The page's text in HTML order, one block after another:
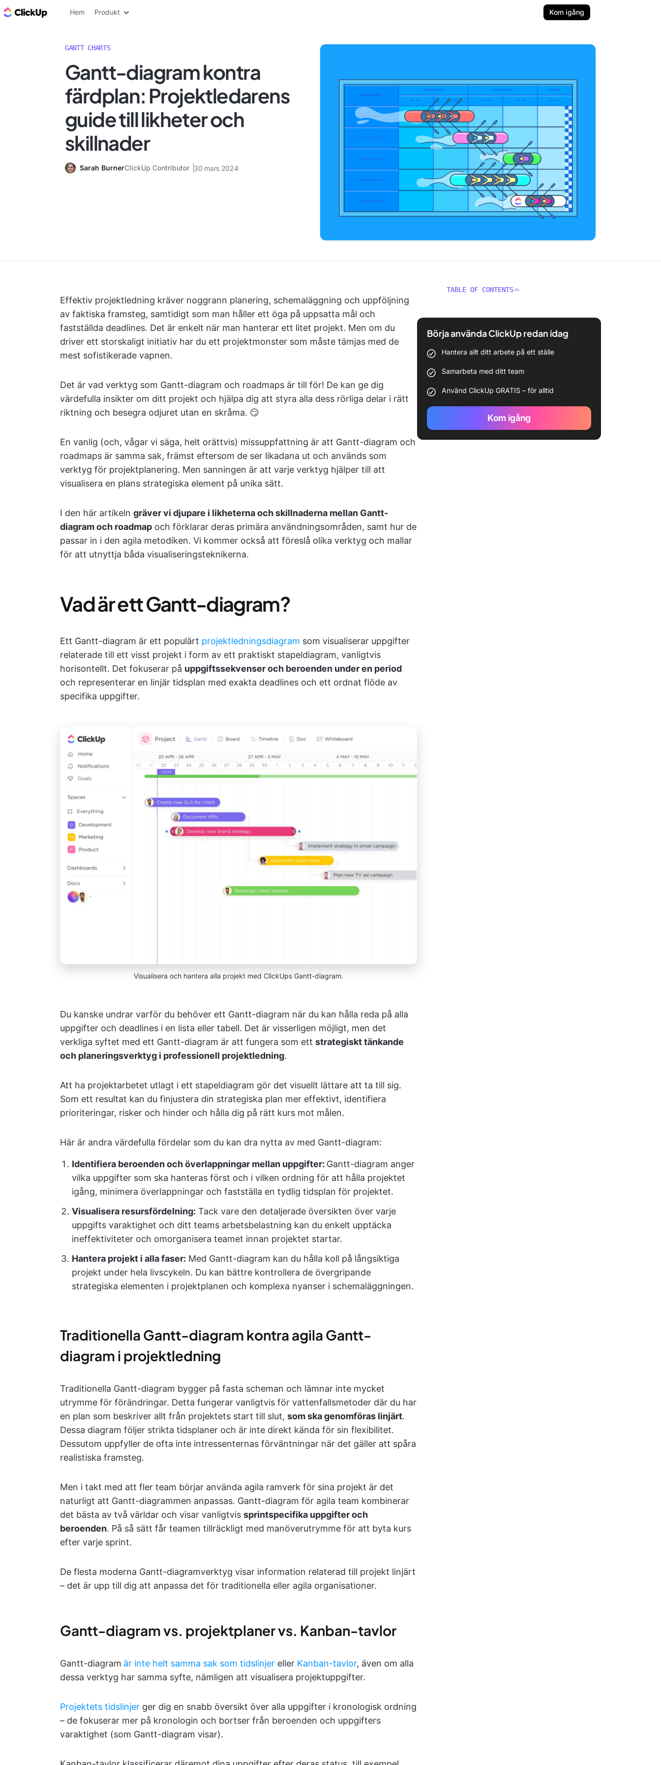
ClickUp-bloggen
Hem Produkt Kom igång
GANTT CHARTS
Gantt-diagram kontra
färdplan: Projektledarens
guide till likheter och
skillnader
Sarah BurnerClickUp Contributor 30 mars 2024
Effektiv projektledning kräver noggrann planering, schemaläggning och uppföljning
av faktiska framsteg, samtidigt som man håller ett öga på uppsatta mål och
fastställda deadlines. Det är enkelt när man hanterar ett litet projekt. Men om du
driver ett storskaligt initiativ har du ett projektmonster som måste tämjas med de
mest sofistikerade vapnen.
Det är vad verktyg som Gantt-diagram och roadmaps är till för! De kan ge dig
värdefulla insikter om ditt projekt och hjälpa dig att styra alla dess rörliga delar i rätt
riktning och besegra odjuret utan en skråma. 😏
En vanlig (och, vågar vi säga, helt orättvis) missuppfattning är att Gantt-diagram och
roadmaps är samma sak, främst eftersom de ser likadana ut och används som
verktyg för projektplanering. Men sanningen är att varje verktyg hjälper till att
visualisera en plans strategiska element på unika sätt.
I den här artikeln gräver vi djupare i likheterna och skillnaderna mellan Gantt-
diagram och roadmap och förklarar deras primära användningsområden, samt hur de
passar in i den agila metodiken. Vi kommer också att föreslå olika verktyg och mallar
för att utnyttja båda visualiseringsteknikerna.
Vad är ett Gantt-diagram?
Ett Gantt-diagram är ett populärt projektledningsdiagram som visualiserar uppgifter
relaterade till ett visst projekt i form av ett praktiskt stapeldiagram, vanligtvis
horisontellt. Det fokuserar på uppgiftssekvenser och beroenden under en period
och representerar en linjär tidsplan med exakta deadlines och ett ordnat flöde av
specifika uppgifter.
Visualisera och hantera alla projekt med ClickUps Gantt-diagram.
Du kanske undrar varför du behöver ett Gantt-diagram när du kan hålla reda på alla
uppgifter och deadlines i en lista eller tabell. Det är visserligen möjligt, men det
verkliga syftet med ett Gantt-diagram är att fungera som ett strategiskt tänkande
och planeringsverktyg i professionell projektledning.
Att ha projektarbetet utlagt i ett stapeldiagram gör det visuellt lättare att ta till sig.
Som ett resultat kan du finjustera din strategiska plan mer effektivt, identifiera
prioriteringar, risker och hinder och hålla dig på rätt kurs mot målen.
Här är andra värdefulla fördelar som du kan dra nytta av med Gantt-diagram:
Identifiera beroenden och överlappningar mellan uppgifter: Gantt-diagram anger
vilka uppgifter som ska hanteras först och i vilken ordning för att hålla projektet
igång, minimera överlappningar och fastställa en tydlig tidsplan för projektet.
Visualisera resursfördelning: Tack vare den detaljerade översikten över varje
uppgifts varaktighet och ditt teams arbetsbelastning kan du enkelt upptäcka
ineffektiviteter och omorganisera teamet innan projektet startar.
Hantera projekt i alla faser: Med Gantt-diagram kan du hålla koll på långsiktiga
projekt under hela livscykeln. Du kan bättre kontrollera de övergripande
strategiska elementen i projektplanen och komplexa nyanser i schemaläggningen.
Traditionella Gantt-diagram kontra agila Gantt-
diagram i projektledning
Traditionella Gantt-diagram bygger på fasta scheman och lämnar inte mycket
utrymme för förändringar. Detta fungerar vanligtvis för vattenfallsmetoder där du har
en plan som beskriver allt från projektets start till slut, som ska genomföras linjärt.
Dessa diagram följer strikta tidsplaner och är inte direkt kända för sin flexibilitet.
Dessutom uppfyller de ofta inte intressenternas förväntningar när det gäller att spåra
realistiska framsteg.
Men i takt med att fler team börjar använda agila ramverk för sina projekt är det
naturligt att Gantt-diagrammen anpassas. Gantt-diagram för agila team kombinerar
det bästa av två världar och visar vanligtvis sprintspecifika uppgifter och
beroenden. På så sätt får teamen tillräckligt med manöverutrymme för att byta kurs
efter varje sprint.
De flesta moderna Gantt-diagramverktyg visar information relaterad till projekt linjärt
– det är upp till dig att anpassa det för traditionella eller agila organisationer.
Gantt-diagram vs. projektplaner vs. Kanban-tavlor
Gantt-diagram är inte helt samma sak som tidslinjer eller Kanban-tavlor, även om alla
dessa verktyg har samma syfte, nämligen att visualisera projektuppgifter.
Projektets tidslinjer ger dig en snabb översikt över alla uppgifter i kronologisk ordning
– de fokuserar mer på kronologin och bortser från beroenden och uppgifters
varaktighet (som Gantt-diagram visar).
TABLE OF CONTENTS
Börja använda ClickUp redan idag
Hantera allt ditt arbete på ett ställe
Samarbeta med ditt team
Använd ClickUp GRATIS – för alltid
Kom igång